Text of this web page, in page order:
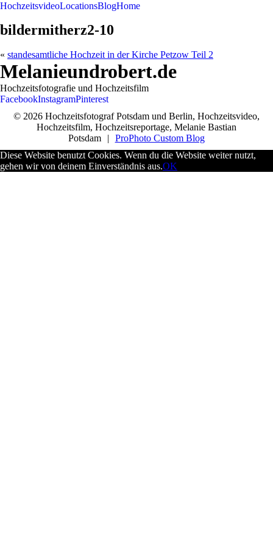
HochzeitsvideoLocationsBlogHome
bildermitherz2-10
« standesamtliche Hochzeit in der Kirche Petzow Teil 2
Melanieundrobert.de
Hochzeitsfotografie und Hochzeitsfilm
FacebookInstagramPinterest
© 2026 Hochzeitsfotograf Potsdam und Berlin, Hochzeitsvideo,
Hochzeitsfilm, Hochzeitsreportage, Melanie Bastian
Potsdam
|
ProPhoto Custom Blog
Diese Website benutzt Cookies. Wenn du die Website weiter nutzt,
gehen wir von deinem Einverständnis aus.OK